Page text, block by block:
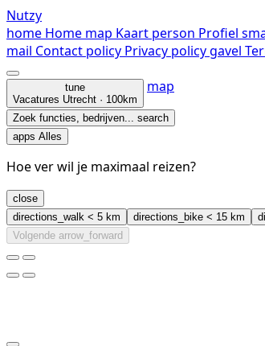
Nutzy
home Home map Kaart person Profiel
mail Contact policy Privacy policygavel
tune
Vacatures Utrecht · 100km
map
Zoek functies, bedrijven... search
apps Alles
Hoe ver wil je maximaal reizen?
close
directions_walk < 5 km directions_bike < 15 km
Volgende arrow_forward